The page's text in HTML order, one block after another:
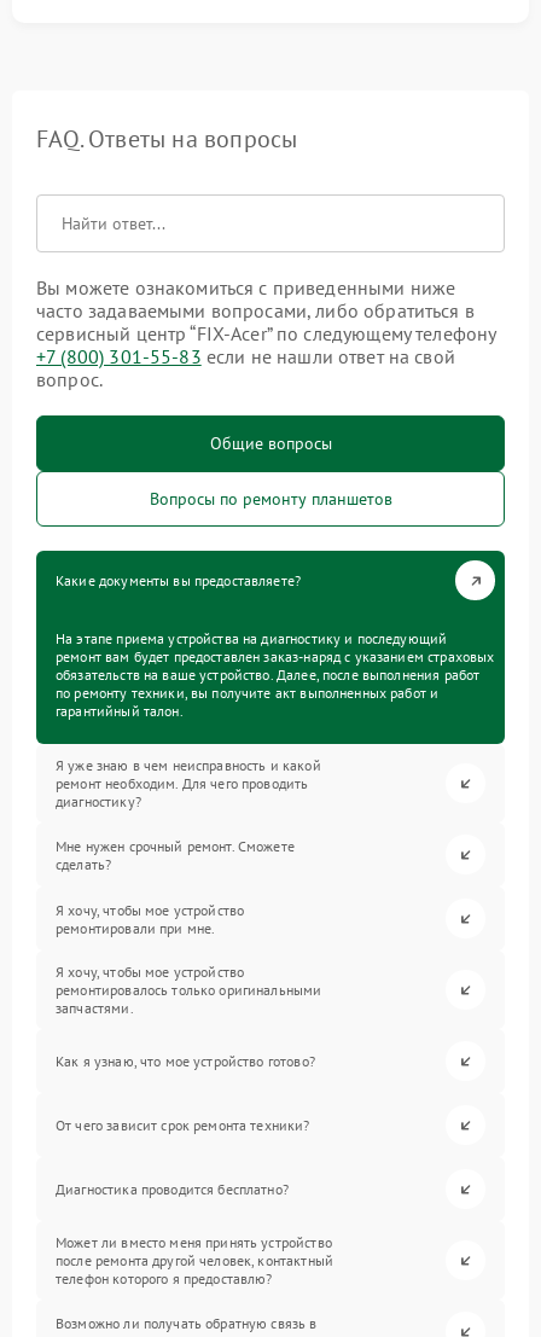
FAQ. Ответы на вопросы
Вы можете ознакомиться с приведенными ниже
часто задаваемыми вопросами, либо обратиться в
сервисный центр “FIX-Acer” по следующему телефону
+7 (800) 301-55-83 если не нашли ответ на свой
вопрос.
Общие вопросы
Вопросы по ремонту планшетов
Какие документы вы предоставляете?
На этапе приема устройства на диагностику и последующий
ремонт вам будет предоставлен заказ-наряд с указанием страховых
обязательств на ваше устройство. Далее, после выполнения работ
по ремонту техники, вы получите акт выполненных работ и
гарантийный талон.
Я уже знаю в чем неисправность и какой
ремонт необходим. Для чего проводить
диагностику?
Мне нужен срочный ремонт. Сможете
сделать?
Я хочу, чтобы мое устройство
ремонтировали при мне.
Я хочу, чтобы мое устройство
ремонтировалось только оригинальными
запчастями.
Как я узнаю, что мое устройство готово?
От чего зависит срок ремонта техники?
Диагностика проводится бесплатно?
Может ли вместо меня принять устройство
после ремонта другой человек, контактный
телефон которого я предоставлю?
Возможно ли получать обратную связь в